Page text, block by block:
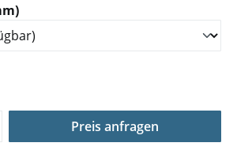
auswählen
Gib den gewünschten
Preis anfragen